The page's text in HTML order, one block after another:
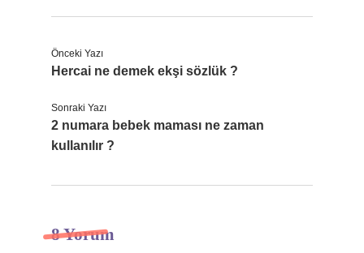
Önceki Yazı
Hercai ne demek ekşi sözlük ?
Sonraki Yazı
2 numara bebek maması ne zaman
kullanılır ?
8 Yorum